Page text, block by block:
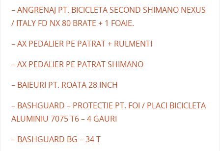
– ANGRENAJ PT. BICICLETA SECOND SHIMANO NEXUS
/ ITALY FD NX 80 BRATE + 1 FOAIE.
– AX PEDALIER PE PATRAT + RULMENTI
– AX PEDALIER PE PATRAT SHIMANO
– BAIEURI PT. ROATA 28 INCH
– BASHGUARD – PROTECTIE PT. FOI / PLACI BICICLETA
ALUMINIU 7075 T6 – 4 GAURI
– BASHGUARD BG – 34 T